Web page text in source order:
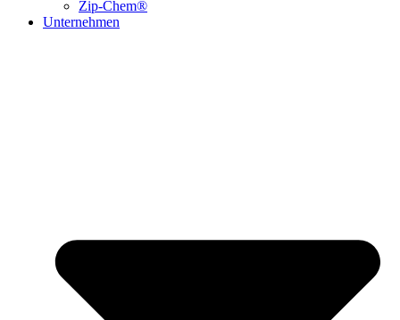
Zip-Chem®
Unternehmen